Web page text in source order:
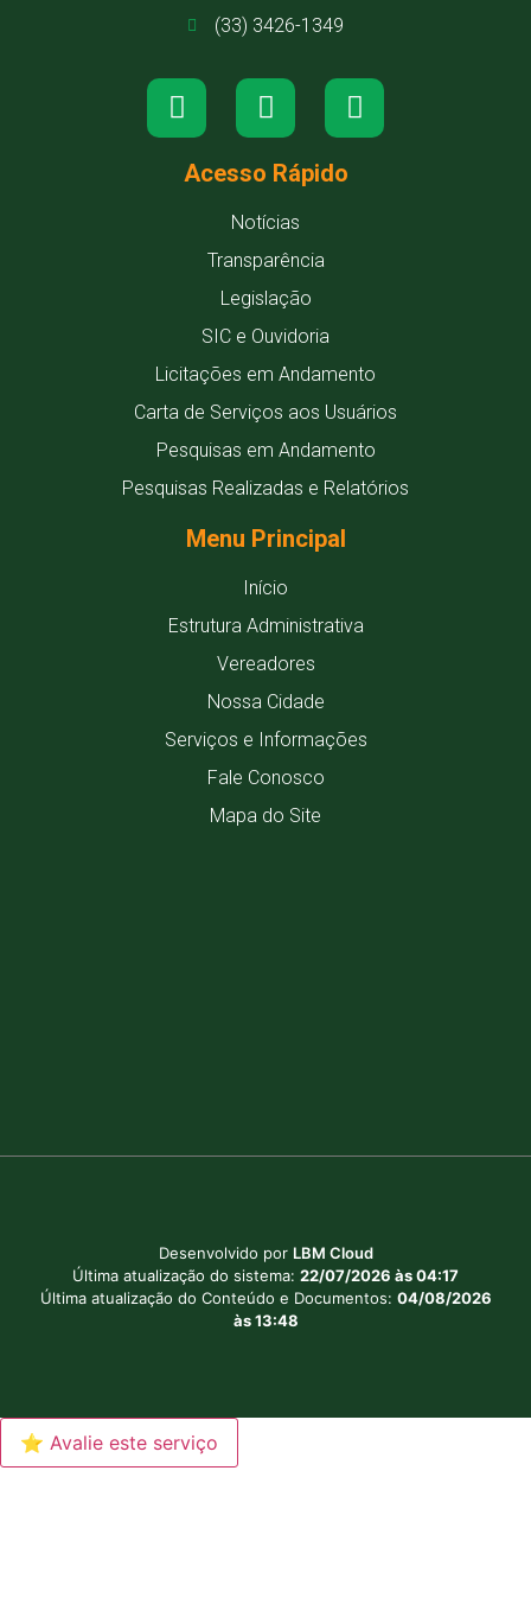
(33) 3426-1349
Acesso Rápido
Notícias
Transparência
Legislação
SIC e Ouvidoria
Licitações em Andamento
Carta de Serviços aos Usuários
Pesquisas em Andamento
Pesquisas Realizadas e Relatórios
Menu Principal
Início
Estrutura Administrativa
Vereadores
Nossa Cidade
Serviços e Informações
Fale Conosco
Mapa do Site
Desenvolvido por LBM Cloud
Última atualização do sistema: 22/07/2026 às 04:17
Última atualização do Conteúdo e Documentos: 04/08/2026
às 13:48
⭐ Avalie este serviço